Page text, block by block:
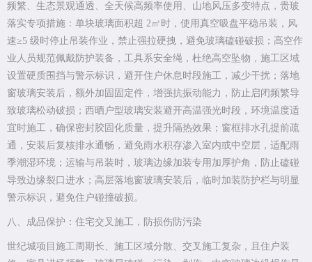
频繁、生态景观通透、全天候高频率使用、山地风压多变特点，贵玻
落实专项措施：单块玻璃面积超 2㎡时，使用真空吸盘平稳吊装，风
速≥5 级时停止吊装作业，禁止强拉硬拽，避免玻璃磕碰破损；高空作
业人员规范佩戴防护装备，工具系安全绳，杜绝高空坠物，施工区域
设置硬质围挡与警示标识，避开住户休息时段施工，减少干扰；落地
窗玻璃安装后，额外加固固定件，增强抗振动能力，防止启闭频繁导
致玻璃松动破损；西晒户型玻璃安装避开高温强光时段，环境温度适
宜时施工，确保密封胶固化质量，提升隔热效果；窗框排水孔提前疏
通，安装后复核排水通畅，避免雨水积存渗入室内或中空层，适配雨
季潮湿环境；运输与吊装时，玻璃边缘加装专用加厚护角，防止磕碰
导致边缘裂口进水；高层落地窗玻璃安装后，临时加装防护栏与明显
警示标识，避免住户碰撞破损。
八、成品保护：住宅交叉施工，防损伤防污染
世纪城项目施工周期长、施工区域分散、交叉施工复杂，且住户装